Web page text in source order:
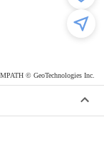
© GeoTechnologies Inc.